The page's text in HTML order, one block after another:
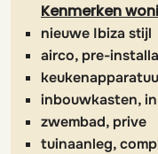
Kenmerken
nieuwe Ibiza stijl
airco, pre-
inbouwkasten,
zwembad, prive
tuinaanleg,